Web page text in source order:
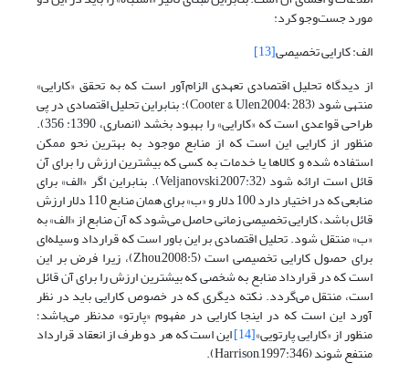
مورد جست‌وجو کرد:
الف: کارایی تخصیصی[13]
از دیدگاه تحلیل اقتصادی تعهدی الزام‌آور است که به تحقق «کارایی»
منتهی شود (Cooter & Ulen,2004: 283)؛ بنابراین تحلیل اقتصادی در پی
طراحی قواعدی است که «کارایی» را بهبود بخشد (انصاری، 1390: 356).
منظور از کارایی این است که از منابع موجود به بهترین نحو ممکن
استفاده ‌شده و کالاها یا خدمات به کسی که بیشترین ارزش را برای آن
قائل است ارائه شود (Veljanovski,2007:32). بنابراین اگر «الف» برای
منابعی که در اختیار دارد 100 دلار و «ب» برای همان منابع 110 دلار ارزش
قائل باشد، کارایی تخصیصی زمانی حاصل می‌شود که آن منابع از «الف» به
«ب» منتقل شود. تحلیل اقتصادی بر این باور است که قرارداد وسیله‌ای
برای حصول کارایی تخصیصی است (Zhou,2008:5)، زیرا فرض بر این
است که در قرارداد منابع به شخصی که بیشترین ارزش را برای آن قائل
است، منتقل می‌گردد. نکته دیگری که در خصوص کارایی باید در نظر
آورد این است که در اینجا کارایی در مفهوم «پارتو» مدنظر می‌باشد؛
منظور از «کارایی پارتویی»[14] این است که هر دو طرف از انعقاد قرارداد
منتفع شوند (Harrison,1997:346).